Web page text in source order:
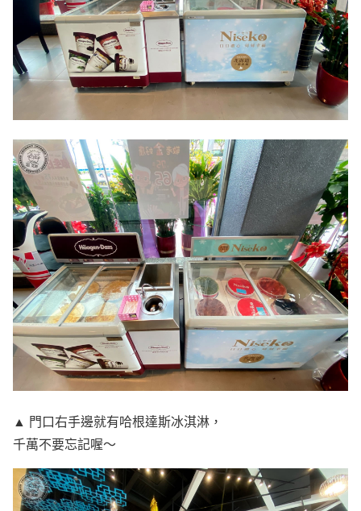
▲ 門口右手邊就有哈根達斯冰淇淋，
千萬不要忘記喔～